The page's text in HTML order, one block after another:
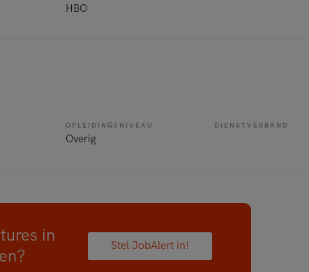
HBO
OPLEIDINGSNIVEAU
Overig
DIENSTVERBAND
in
Stel JobAlert in!